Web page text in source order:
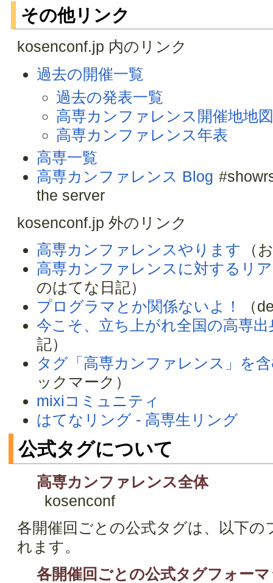
その他リンク
kosenconf.jp 内のリンク
過去の開催一覧
過去の発表一覧
高専カンファレンス開催地地図
高専カンファレンス年表
高専一覧
高専カンファレンス Blog
the server
kosenconf.jp 外のリンク
高専カンファレンスやります
（
高専カンファレンスに対するリ
のはてな日記）
プログラマとか関係ないよ！
（
今こそ、立ち上がれ全国の高専
記）
タグ「高専カンファレンス」を
ックマーク）
mixiコミュニティ
はてなリング - 高専生リング
公式タグについて
高専カンファレンス全体
kosenconf
各開催回ごとの公式タグは、以下
れます。
各開催回ごとの公式タグフォー